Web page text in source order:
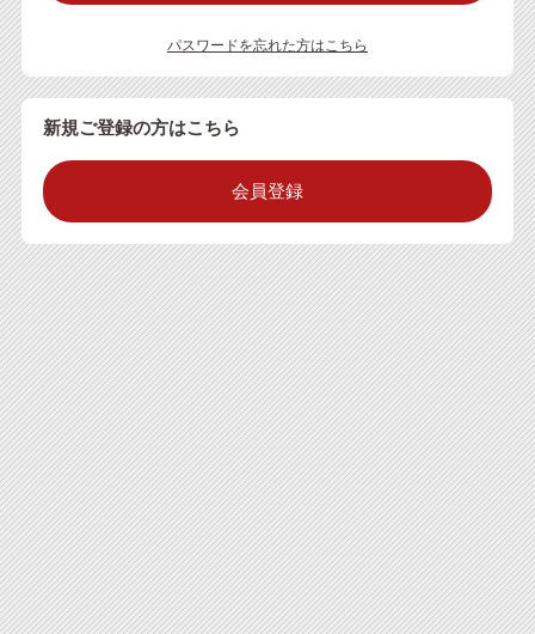
パスワードを忘れた方はこちら
新規ご登録の方はこちら
会員登録